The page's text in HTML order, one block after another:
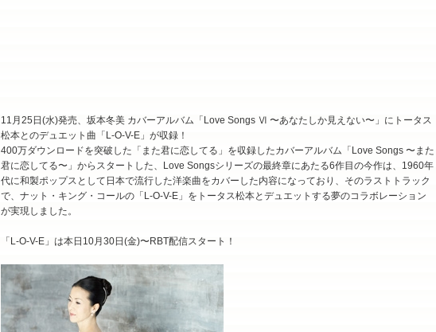
11月25日(水)発売、坂本冬美 カバーアルバム「Love Songs Ⅵ 〜あなたしか見えない〜」にトータス
松本とのデュエット曲「L-O-V-E」が収録！
400万ダウンロードを突破した「また君に恋してる」を収録したカバーアルバム「Love Songs 〜また
君に恋してる〜」からスタートした、Love Songsシリーズの最終章にあたる6作目の今作は、1960年
代に和製ポップスとして日本で流行した洋楽曲をカバーした内容になっており、そのラストトラック
で、ナット・キング・コールの「L-O-V-E」をトータス松本とデュエットする夢のコラボレーション
が実現しました。
「L-O-V-E」は本日10月30日(金)〜RBT配信スタート！